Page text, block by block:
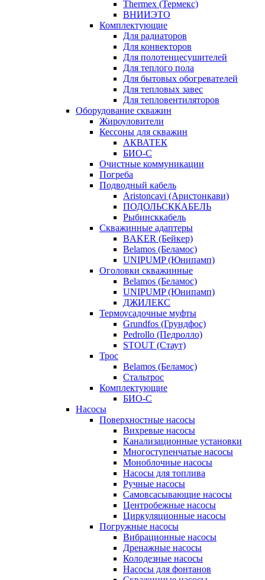
Thermex (Термекс)
ВНИИЭТО
Комплектующие
Для радиаторов
Для конвекторов
Для полотенцесушителей
Для теплого пола
Для бытовых обогревателей
Для тепловых завес
Для тепловентиляторов
Оборудование скважин
Жироуловители
Кессоны для скважин
АКВАТЕК
БИО-С
Очистные коммуникации
Погреба
Подводный кабель
Aristoncavi (Аристонкави)
ПОДОЛЬСККАБЕЛЬ
Рыбинсккабель
Скважинные адаптеры
BAKER (Бейкер)
Belamos (Беламос)
UNIPUMP (Юнипамп)
Оголовки скважинные
Belamos (Беламос)
UNIPUMP (Юнипамп)
ДЖИЛЕКС
Термоусадочные муфты
Grundfos (Грундфос)
Pedrollo (Педролло)
STOUT (Стаут)
Трос
Belamos (Беламос)
Стальтрос
Комплектующие
БИО-С
Насосы
Поверхностные насосы
Вихревые насосы
Канализационные установки
Многоступенчатые насосы
Моноблочные насосы
Насосы для топлива
Ручные насосы
Самовсасывающие насосы
Центробежные насосы
Циркуляционные насосы
Погружные насосы
Вибрационные насосы
Дренажные насосы
Колодезные насосы
Насосы для фонтанов